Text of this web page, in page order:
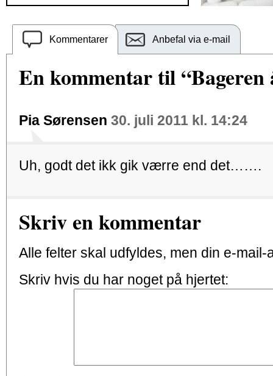
Kommentarer Anbefal via e-mail
En kommentar til
Pia Sørensen 30. juli 2011 kl. 14:24
Uh, godt det ikk gik værre end det…….
Skriv en kommentar
Alle felter skal udfyldes, men din e-
Skriv hvis du har noget på hjertet: